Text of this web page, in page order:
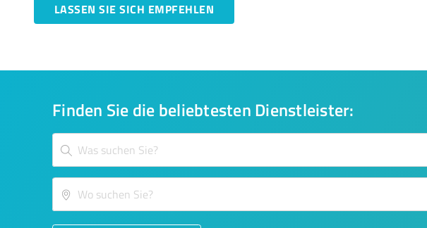
LASSEN SIE SICH EMPFEHLEN
Finden Sie die beliebtesten Dienstleister: